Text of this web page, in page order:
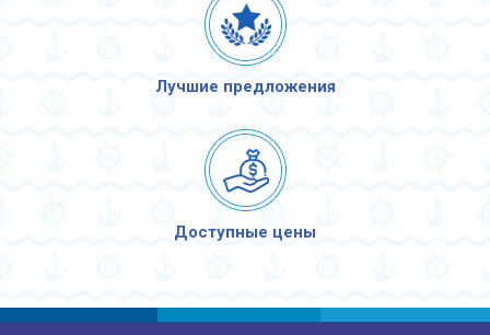
Лучшие предложения
Доступные цены